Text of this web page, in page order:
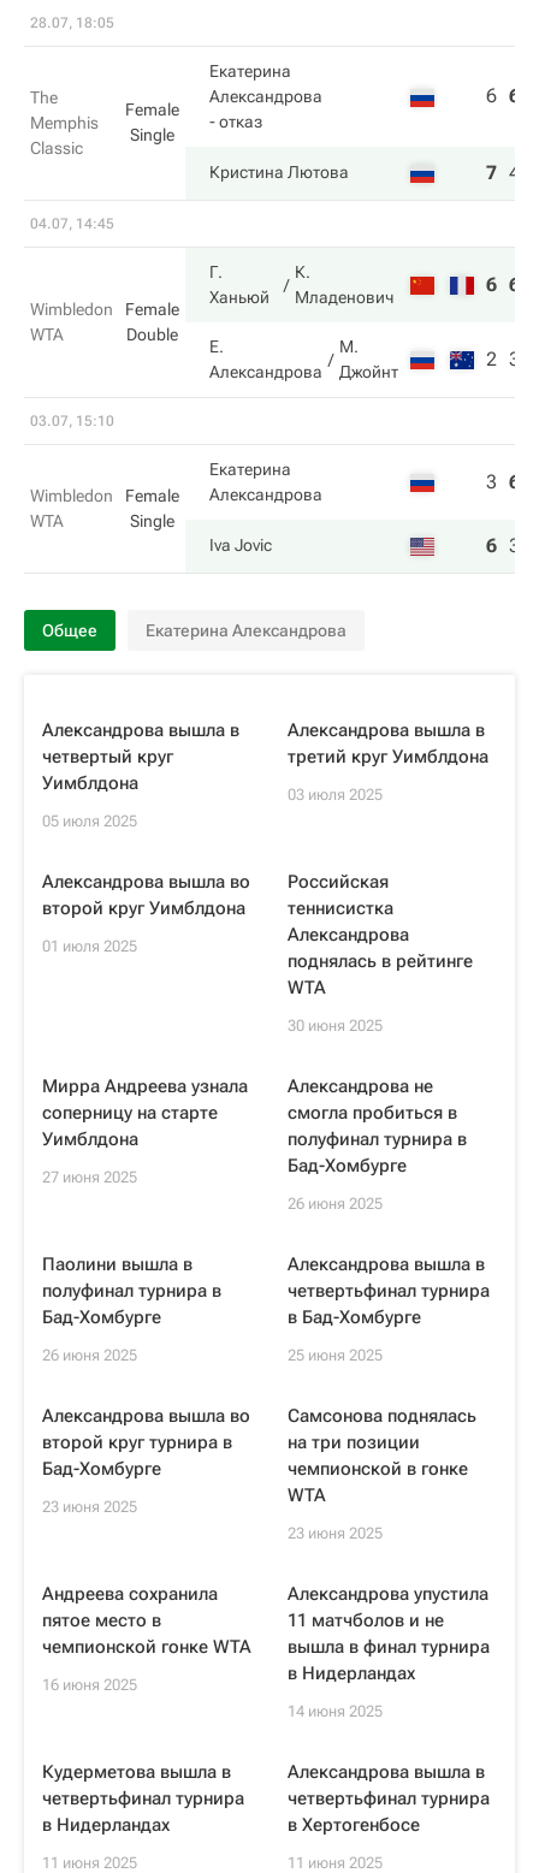
28.07, 18:05
The
Memphis
Classic
Female
Single
Екатерина
Александрова
- отказ
6 6
Кристина Лютова 7 4
04.07, 14:45
Wimbledon
WTA
Female
Double
Г.
Ханьюй
К.
Младенович
6 6
Е.
Александрова
М.
Джойнт
2 3
03.07, 15:10
Wimbledon
WTA
Female
Single
Екатерина
Александрова
3 6
Iva Jovic 6 3
Общее Екатерина Александрова
Александрова вышла в
четвертый круг
Уимблдона
05 июля 2025
Александрова вышла в
третий круг Уимблдона
03 июля 2025
Александрова вышла во
второй круг Уимблдона
01 июля 2025
Российская
теннисистка
Александрова
поднялась в рейтинге
WTA
30 июня 2025
Мирра Андреева узнала
соперницу на старте
Уимблдона
27 июня 2025
Александрова не
смогла пробиться в
полуфинал турнира в
Бад-Хомбурге
26 июня 2025
Паолини вышла в
полуфинал турнира в
Бад-Хомбурге
26 июня 2025
Александрова вышла в
четвертьфинал турнира
в Бад-Хомбурге
25 июня 2025
Александрова вышла во
второй круг турнира в
Бад-Хомбурге
23 июня 2025
Самсонова поднялась
на три позиции
чемпионской в гонке
WTA
23 июня 2025
Андреева сохранила
пятое место в
чемпионской гонке WTA
16 июня 2025
Александрова упустила
11 матчболов и не
вышла в финал турнира
в Нидерландах
14 июня 2025
Кудерметова вышла в
четвертьфинал турнира
в Нидерландах
11 июня 2025
Александрова вышла в
четвертьфинал турнира
в Хертогенбосе
11 июня 2025